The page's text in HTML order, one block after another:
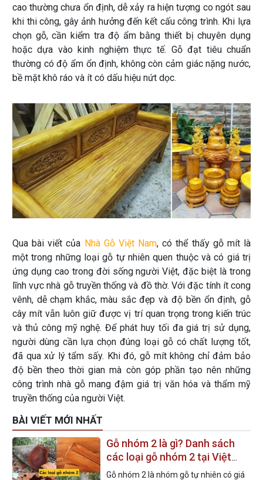
cao thường chưa ổn định, dễ xảy ra hiện tượng co ngót sau
khi thi công, gây ảnh hưởng đến kết cấu công trình. Khi lựa
chọn gỗ, cần kiểm tra độ ẩm bằng thiết bị chuyên dụng
hoặc dựa vào kinh nghiệm thực tế. Gỗ đạt tiêu chuẩn
thường có độ ẩm ổn định, không còn cảm giác nặng nước,
bề mặt khô ráo và ít có dấu hiệu nứt dọc.
Qua bài viết của Nhà Gỗ Việt Nam, có thể thấy gỗ mít là
một trong những loại gỗ tự nhiên quen thuộc và có giá trị
ứng dụng cao trong đời sống người Việt, đặc biệt là trong
lĩnh vực nhà gỗ truyền thống và đồ thờ. Với đặc tính ít cong
vênh, dễ chạm khắc, màu sắc đẹp và độ bền ổn định, gỗ
cây mít vẫn luôn giữ được vị trí quan trọng trong kiến trúc
và thủ công mỹ nghệ. Để phát huy tối đa giá trị sử dụng,
người dùng cần lựa chọn đúng loại gỗ có chất lượng tốt,
đã qua xử lý tẩm sấy. Khi đó, gỗ mít không chỉ đảm bảo
độ bền theo thời gian mà còn góp phần tạo nên những
công trình nhà gỗ mang đậm giá trị văn hóa và thẩm mỹ
truyền thống của người Việt.
BÀI VIẾT MỚI NHẤT
Gỗ nhóm 2 là gì? Danh sách
các loại gỗ nhóm 2 tại Việt
Nam
Gỗ nhóm 2 là nhóm gỗ tự nhiên có giá